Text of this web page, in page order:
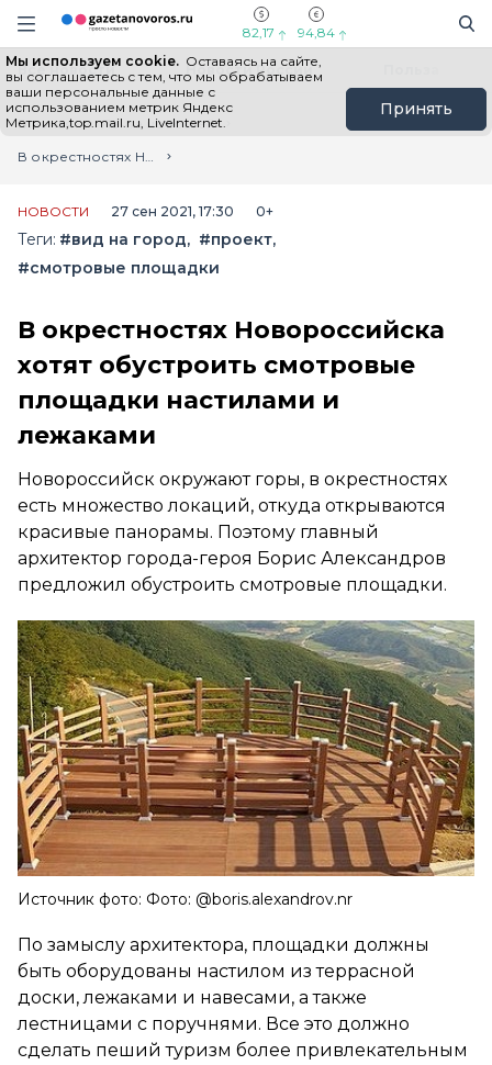
Информационный портал "ГазетаНоворос.ру"
Навигация сайта
82,17 94,84
Мы используем cookie. Оставаясь на сайте,
вы соглашаетесь с тем, что мы обрабатываем
ваши персональные данные с
использованием метрик Яндекс
Метрика,top.mail.ru, LiveInternet.
Принять
Все новости Новости России
Главная
Лента новостей
В окрестностях Новороссийска хотят обустроить смотровые площадки настилами и лежаками
НОВОСТИ 27 сен 2021, 17:30 0+
Теги: #вид на город
#проект
#смотровые площадки
В окрестностях Новороссийска
хотят обустроить смотровые
площадки настилами и
лежаками
Новороссийск окружают горы, в окрестностях
есть множество локаций, откуда открываются
красивые панорамы. Поэтому главный
архитектор города-героя Борис Александров
предложил обустроить смотровые площадки.
Источник фото: Фото: @boris.alexandrov.nr
По замыслу архитектора, площадки должны
быть оборудованы настилом из террасной
доски, лежаками и навесами, а также
лестницами с поручнями. Все это должно
сделать пеший туризм более привлекательным